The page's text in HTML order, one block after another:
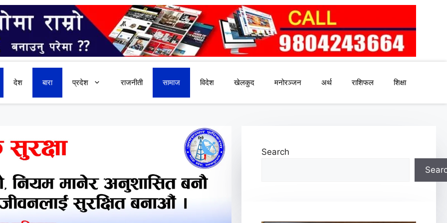
देश बारा प्रदेश राजनीती सामाज विदेश खेलकुद मनोरञ्जन अर्थ राशिफल शिक्षा
Search